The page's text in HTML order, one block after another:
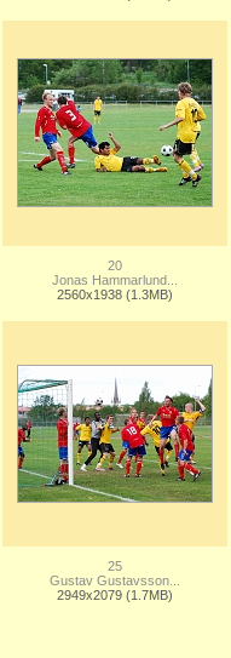
20
Jonas Hammarlund...
2560x1938 (1.3MB)
25
Gustav Gustavsson...
2949x2079 (1.7MB)